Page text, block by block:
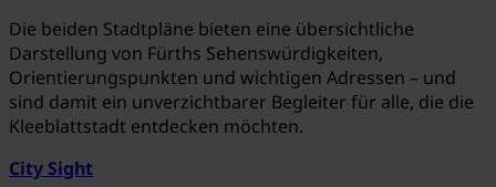
Die beiden Stadtpläne bieten eine übersichtliche
Darstellung von Fürths Sehenswürdigkeiten,
Orientierungspunkten und wichtigen Adressen – und
sind damit ein unverzichtbarer Begleiter für alle, die die
Kleeblattstadt entdecken möchten.
City Sight